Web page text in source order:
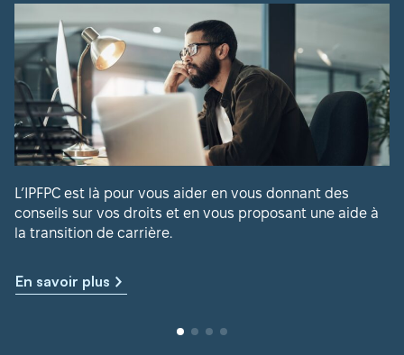
L’IPFPC est là pour vous aider en vous donnant des
conseils sur vos droits et en vous proposant une aide à
la transition de carrière.
En savoir plus